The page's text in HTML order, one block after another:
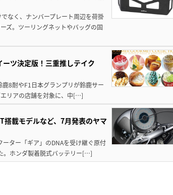
なく、ナンバープレート周辺を荷掛
ズ。ツーリングネットやバッグの固
ーツ決定版！三重推しテイク
8耐やF1日本グランプリが鈴鹿サー
リアの店舗を対象に、中[…]
搭載モデルなど、7月発表のヤマ
ター「ギア」のDNAを受け継ぐ原付
。ホンダ製着脱式バッテリー[…]